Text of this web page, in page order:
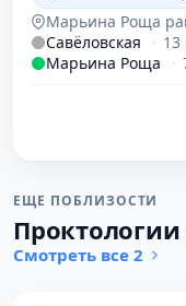
Марьина Роща
Савёловская
·
Марьина Роща
·
ЕЩЕ ПОБЛИЗОСТИ
Смотреть все 2